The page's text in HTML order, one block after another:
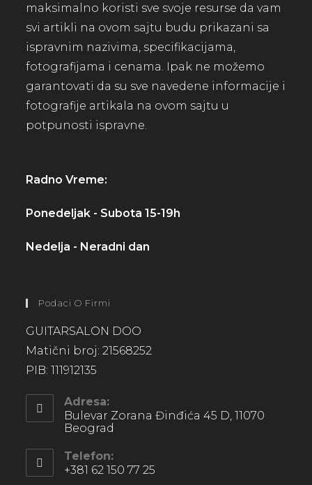
maksimalno koristi sve svoje resurse da vam
svi artikli na ovom sajtu budu prikazani sa
ispravnim nazivima, specifikacijama,
fotografijama i cenama. Ipak ne možemo
garantovati da su sve navedene informacije i
fotografije artikala na ovom sajtu u
potpunosti ispravne.
Radno Vreme:
Ponedeljak - Subota 15-19h
Nedelja - Neradni dan
Podaci O Firmi
GUITARSALON DOO
Matični broj: 21568252
PIB: 111912135
Adresa:
Bulevar Zorana Đinđića 45 D, 11070
Beograd
Telefon:
+381 62 150 77 25